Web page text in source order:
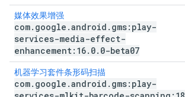
媒体效果增强
com. google .android . gms:play-
services-media-effect-
enhancement:16. 0. 0-beta07
机器学习套件条形码扫描
com. google .android . gms:play-